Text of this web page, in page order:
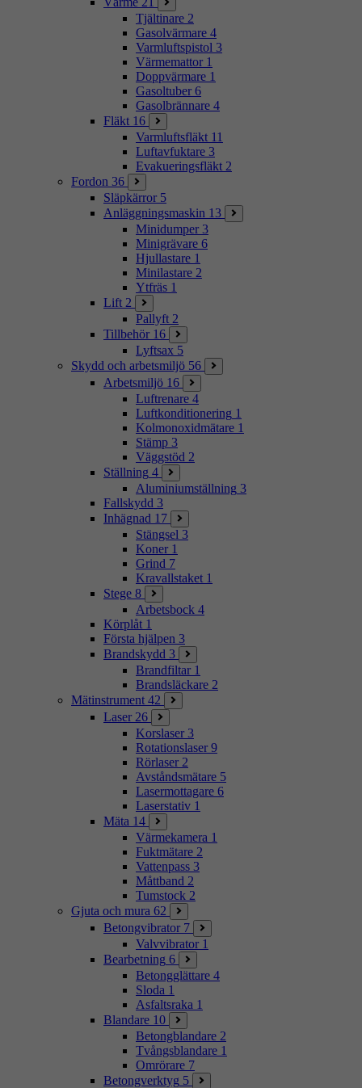
Tjältinare 2
Gasolvärmare 4
Varmluftspistol 3
Värmemattor 1
Doppvärmare 1
Gasoltuber 6
Gasolbrännare 4
Fläkt 16
Varmluftsfläkt 11
Luftavfuktare 3
Evakueringsfläkt 2
Fordon 36
Släpkärror 5
Anläggningsmaskin 13
Minidumper 3
Minigrävare 6
Hjullastare 1
Minilastare 2
Ytfräs 1
Lift 2
Pallyft 2
Tillbehör 16
Lyftsax 5
Skydd och arbetsmiljö 56
Arbetsmiljö 16
Luftrenare 4
Luftkonditionering 1
Kolmonoxidmätare 1
Stämp 3
Väggstöd 2
Ställning 4
Aluminiumställning 3
Fallskydd 3
Inhägnad 17
Stängsel 3
Koner 1
Grind 7
Kravallstaket 1
Stege 8
Arbetsbock 4
Körplåt 1
Första hjälpen 3
Brandskydd 3
Brandfiltar 1
Brandsläckare 2
Mätinstrument 42
Laser 26
Korslaser 3
Rotationslaser 9
Rörlaser 2
Avståndsmätare 5
Lasermottagare 6
Laserstativ 1
Mäta 14
Värmekamera 1
Fuktmätare 2
Vattenpass 3
Måttband 2
Tumstock 2
Gjuta och mura 62
Betongvibrator 7
Valvvibrator 1
Bearbetning 6
Betongglättare 4
Sloda 1
Asfaltsraka 1
Blandare 10
Betongblandare 2
Tvångsblandare 1
Omrörare 7
Betongverktyg 5